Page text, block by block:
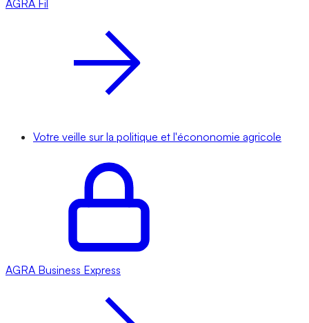
AGRA Fil
Votre veille sur la politique et l'écononomie agricole
AGRA Business Express